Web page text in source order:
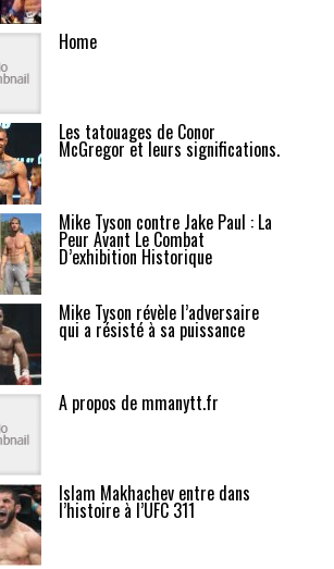
Home
Les tatouages de Conor
McGregor et leurs significations.
Mike Tyson contre Jake Paul : La
Peur Avant Le Combat
D’exhibition Historique
Mike Tyson révèle l’adversaire
qui a résisté à sa puissance
A propos de mmanytt.fr
Islam Makhachev entre dans
l’histoire à l’UFC 311